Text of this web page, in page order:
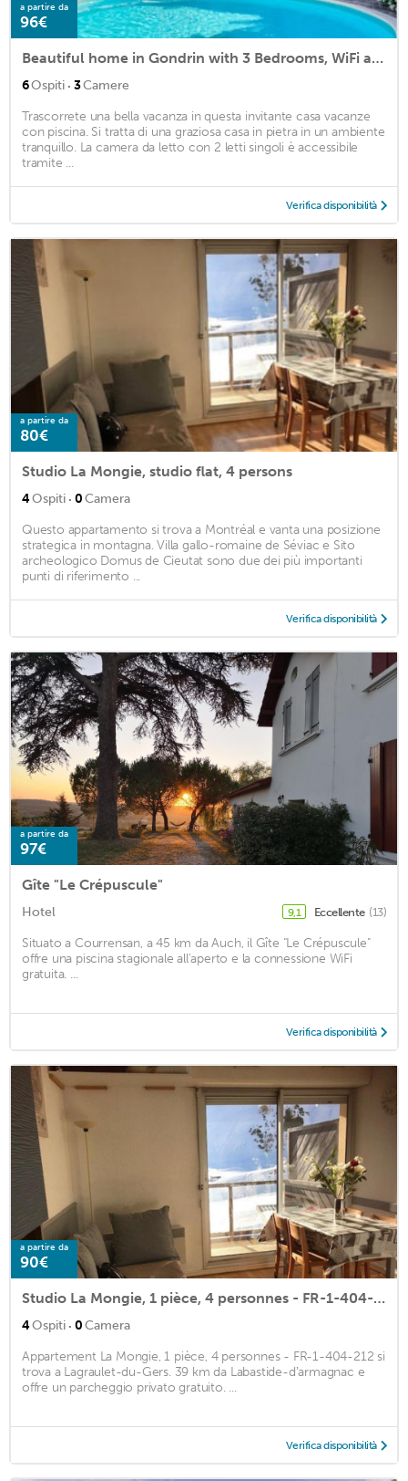
a partire da
96€
Beautiful home in Gondrin with 3 Bedrooms, WiFi and Outdoor swimming pool
6Ospiti · 3Camere
Trascorrete una bella vacanza in questa invitante casa vacanze
con piscina. Si tratta di una graziosa casa in pietra in un ambiente
tranquillo. La camera da letto con 2 letti singoli è accessibile
tramite ...
Verifica disponibilità
a partire da
80€
Studio La Mongie, studio flat, 4 persons
4Ospiti · 0Camera
Questo appartamento si trova a Montréal e vanta una posizione
strategica in montagna. Villa gallo-romaine de Séviac e Sito
archeologico Domus de Cieutat sono due dei più importanti
punti di riferimento ...
Verifica disponibilità
a partire da
97€
Gîte "Le Crépuscule"
Hotel 9,1 Eccellente (13)
Situato a Courrensan, a 45 km da Auch, il Gîte "Le Crépuscule"
offre una piscina stagionale all'aperto e la connessione WiFi
gratuita. ...
Verifica disponibilità
a partire da
90€
Studio La Mongie, 1 pièce, 4 personnes - FR-1-404-212
4Ospiti · 0Camera
Appartement La Mongie, 1 pièce, 4 personnes - FR-1-404-212 si
trova a Lagraulet-du-Gers. 39 km da Labastide-dʼarmagnac e
offre un parcheggio privato gratuito. ...
Verifica disponibilità